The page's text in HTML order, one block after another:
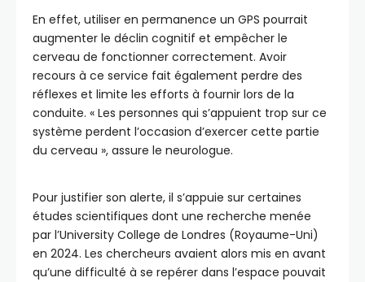
En effet, utiliser en permanence un GPS pourrait
augmenter le déclin cognitif et empêcher le
cerveau de fonctionner correctement. Avoir
recours à ce service fait également perdre des
réflexes et limite les efforts à fournir lors de la
conduite. « Les personnes qui s’appuient trop sur ce
système perdent l’occasion d’exercer cette partie
du cerveau », assure le neurologue.
Pour justifier son alerte, il s’appuie sur certaines
études scientifiques dont une recherche menée
par l’University College de Londres (Royaume-Uni)
en 2024. Les chercheurs avaient alors mis en avant
qu’une difficulté à se repérer dans l’espace pouvait